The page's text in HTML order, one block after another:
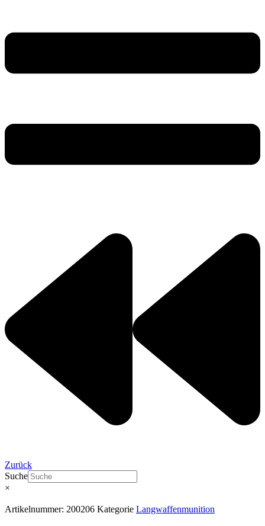
Zurück
Suche
×
Artikelnummer: 200206 Kategorie Langwaffenmunition